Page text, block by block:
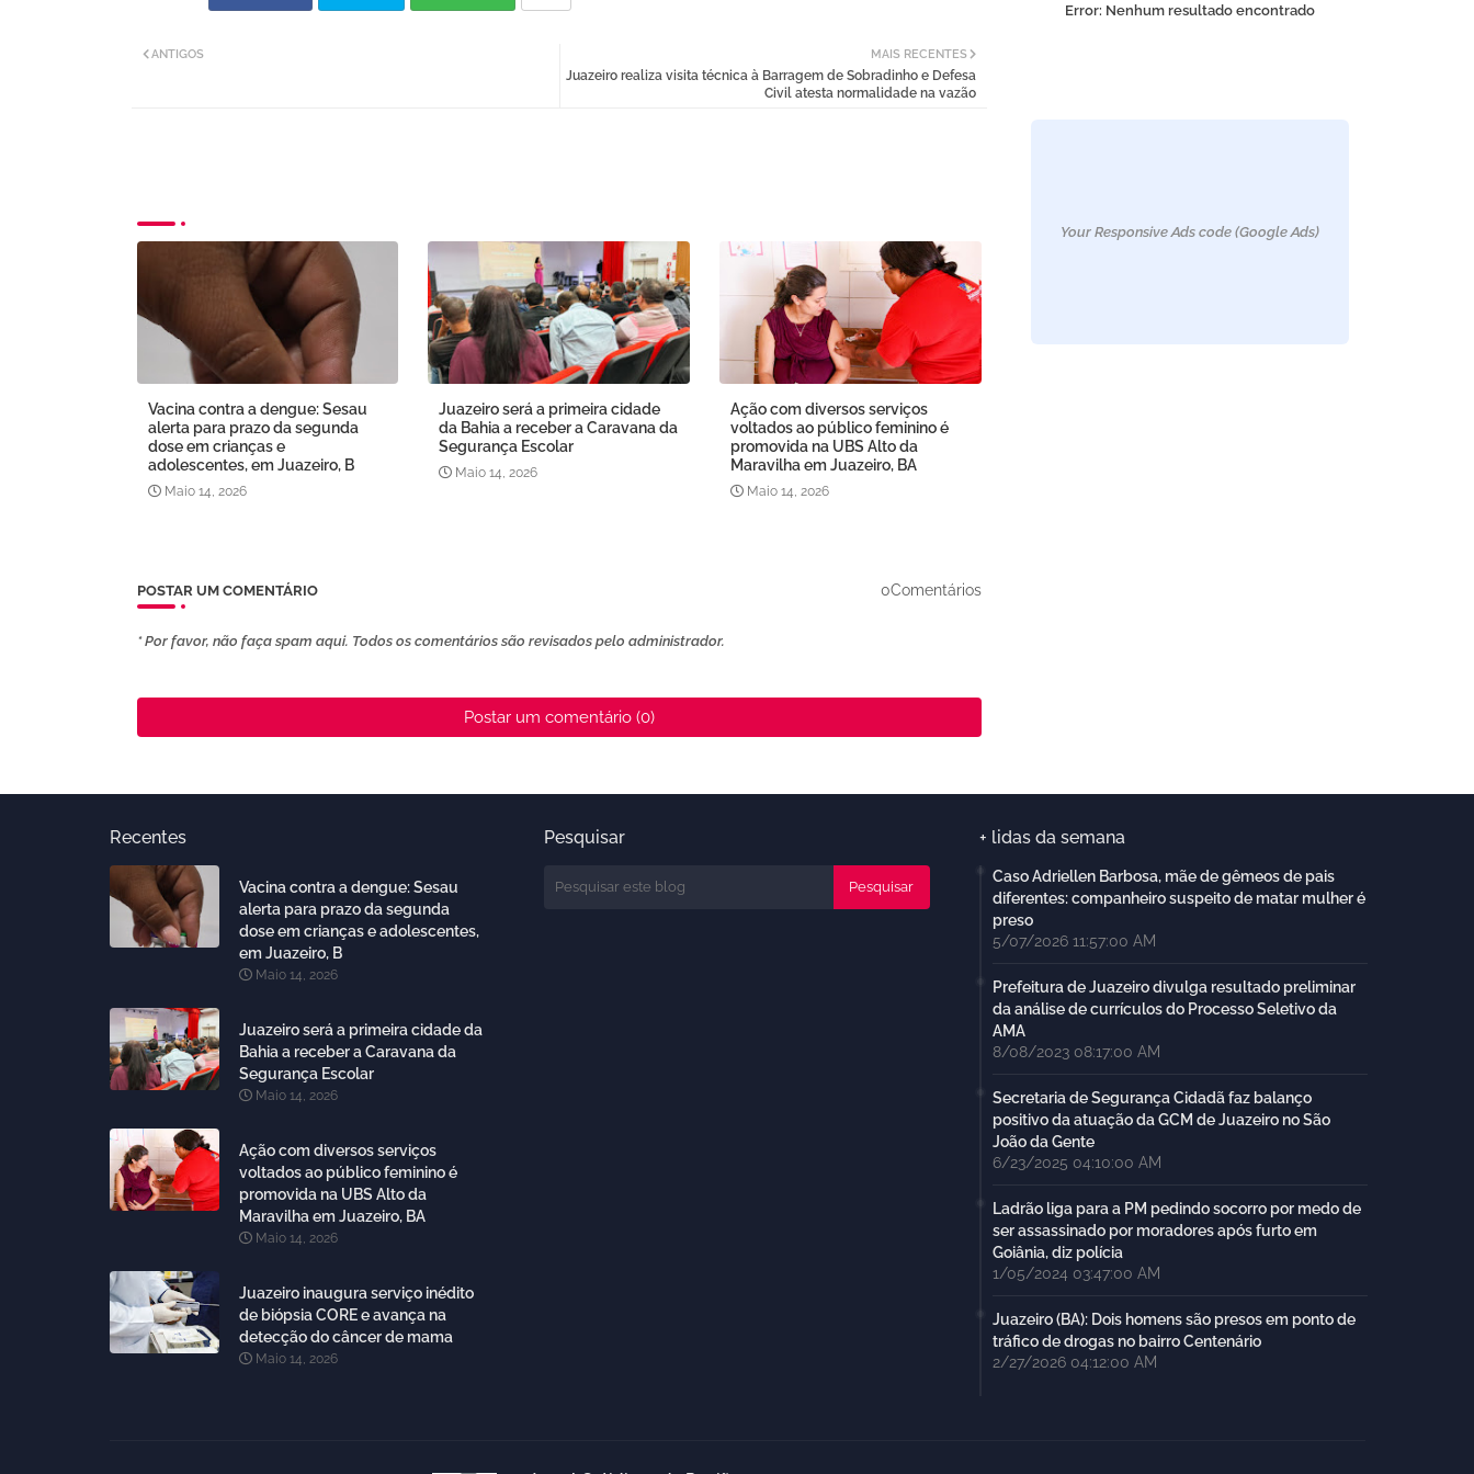
MAIS RECENTES
Juazeiro realiza visita técnica à Barragem de Sobradinho e Defesa
Civil atesta normalidade na vazão
ANTIGOS
Vacina contra a dengue: Sesau
alerta para prazo da segunda
dose em crianças e
adolescentes, em Juazeiro, B
Maio 14, 2026
Juazeiro será a primeira cidade
da Bahia a receber a Caravana da
Segurança Escolar
Maio 14, 2026
Ação com diversos serviços
voltados ao público feminino é
promovida na UBS Alto da
Maravilha em Juazeiro, BA
Maio 14, 2026
POSTAR UM COMENTÁRIO 0Comentários
* Por favor, não faça spam aqui. Todos os comentários são revisados ​​pelo administrador.
Postar um comentário (0)
Error: Nenhum resultado encontrado
Your Responsive Ads code (Google Ads)
Recentes
Vacina contra a dengue: Sesau
alerta para prazo da segunda
dose em crianças e adolescentes,
em Juazeiro, B
Maio 14, 2026
Juazeiro será a primeira cidade da
Bahia a receber a Caravana da
Segurança Escolar
Maio 14, 2026
Ação com diversos serviços
voltados ao público feminino é
promovida na UBS Alto da
Maravilha em Juazeiro, BA
Maio 14, 2026
Juazeiro inaugura serviço inédito
de biópsia CORE e avança na
detecção do câncer de mama
Maio 14, 2026
Pesquisar + lidas da semana
Caso Adriellen Barbosa, mãe de gêmeos de pais
diferentes: companheiro suspeito de matar mulher é
preso
5/07/2026 11:57:00 AM
Prefeitura de Juazeiro divulga resultado preliminar
da análise de currículos do Processo Seletivo da
AMA
8/08/2023 08:17:00 AM
Secretaria de Segurança Cidadã faz balanço
positivo da atuação da GCM de Juazeiro no São
João da Gente
6/23/2025 04:10:00 AM
Ladrão liga para a PM pedindo socorro por medo de
ser assassinado por moradores após furto em
Goiânia, diz polícia
1/05/2024 03:47:00 AM
Juazeiro (BA): Dois homens são presos em ponto de
tráfico de drogas no bairro Centenário
2/27/2026 04:12:00 AM